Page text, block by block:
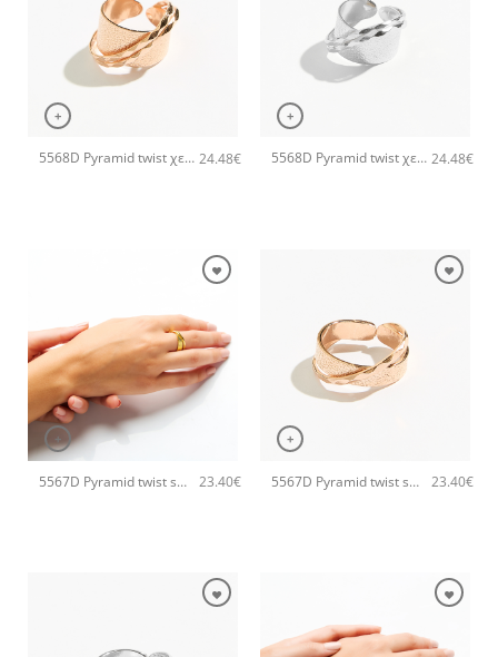
+
5568D Pyramid twist χειροποίητο δαχτυλιδι Catherine bijoux Ροζ χρυσό 24.48€
+
5568D Pyramid twist χειροποίητο δαχτυλιδι Catherine bijoux Ασημί 24.48€
+
5567D Pyramid twist small χειροποίητο δαχτυλιδι Catherine bijoux Χρυσό 23.40€
+
5567D Pyramid twist small χειροποίητο δαχτυλιδι Catherine bijoux Ροζ χρυσό 23.40€